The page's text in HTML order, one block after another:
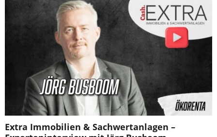
Extra Immobilien & Sachwertanlagen –